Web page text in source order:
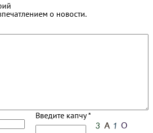
о новости.
Введите капчу *